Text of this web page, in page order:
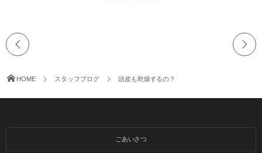
HOME スタッフブログ 頭皮も乾燥するの？
ごあいさつ